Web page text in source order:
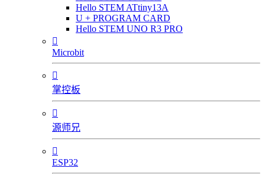
Hello STEM ATtiny13A
U + PROGRAM CARD
Hello STEM UNO R3 PRO

Microbit

掌控板

源师兄

ESP32